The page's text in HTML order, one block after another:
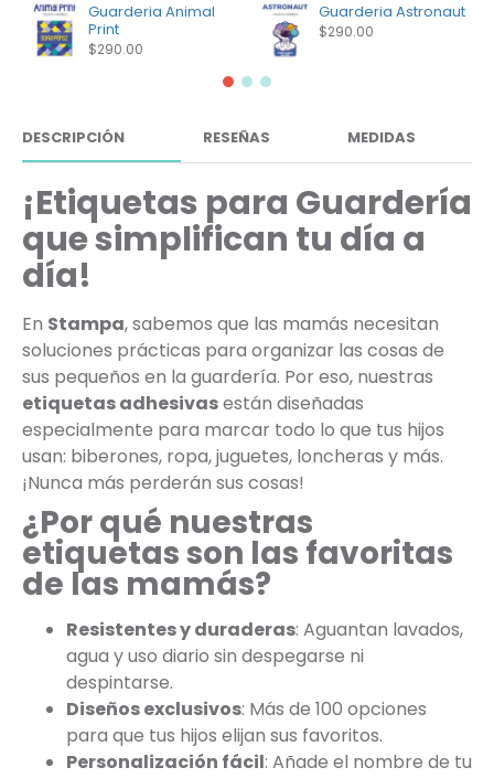
Guarderia Animal
Print
$290.00
Guarderia Astronaut
$290.00
DESCRIPCIÓN RESEÑAS MEDIDAS
¡Etiquetas para Guardería
que simplifican tu día a
día!
En Stampa, sabemos que las mamás necesitan
soluciones prácticas para organizar las cosas de
sus pequeños en la guardería. Por eso, nuestras
etiquetas adhesivasestán diseñadas
especialmente para marcar todo lo que tus hijos
usan: biberones, ropa, juguetes, loncheras y más.
¡Nunca más perderán sus cosas!
¿Por qué nuestras
etiquetas son las favoritas
de las mamás?
Resistentes y duraderas: Aguantan lavados,
agua y uso diario sin despegarse ni
despintarse.
Diseños exclusivos: Más de 100 opciones
para que tus hijos elijan sus favoritos.
Personalización fácil: Añade el nombre de tu